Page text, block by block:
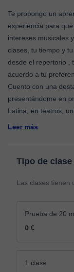
Te propongo un
experiencia para
intereses musicales
clases, tu tiempo y
desde el repertorio ,
acuerdo a tu
Cuento con una
presentándome en
Latina, en teatros,
Leer más
Tipo de clase
Las clases tienen
Prueba de 20
0 €
1 clase